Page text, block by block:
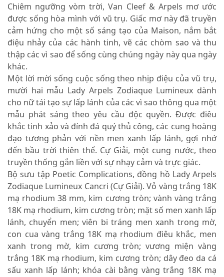
Chiêm ngưỡng vòm trời, Van Cleef & Arpels mơ ước
được sống hòa mình với vũ trụ. Giấc mơ này đã truyền
cảm hứng cho một số sáng tạo của Maison, nắm bắt
điệu nhảy của các hành tinh, vẽ các chòm sao và thu
thập các vì sao để sống cùng chúng ngày này qua ngày
khác.
Một lời mời sống cuộc sống theo nhịp điệu của vũ trụ,
mười hai mẫu Lady Arpels Zodiaque Lumineux dành
cho nữ tái tạo sự lấp lánh của các vì sao thông qua một
mẫu phát sáng theo yêu cầu độc quyền. Được điêu
khắc tinh xảo và đính đá quý thủ công, các cung hoàng
đạo tương phản với nền men xanh lấp lánh, gợi nhớ
đến bầu trời thiên thể. Cự Giải, một cung nước, theo
truyền thống gắn liền với sự nhạy cảm và trực giác.
Bộ sưu tập Poetic Complications, đồng hồ Lady Arpels
Zodiaque Lumineux Cancri (Cự Giải). Vỏ vàng trắng 18K
mạ rhodium 38 mm, kim cương tròn; vành vàng trắng
18K mạ rhodium, kim cương tròn; mặt số men xanh lấp
lánh, chuyển men; viên bi tráng men xanh trong mờ,
con cua vàng trắng 18K mạ rhodium điêu khắc, men
xanh trong mờ, kim cương tròn; vương miện vàng
trắng 18K mạ rhodium, kim cương tròn; dây đeo da cá
sấu xanh lấp lánh; khóa cài bằng vàng trắng 18K mạ